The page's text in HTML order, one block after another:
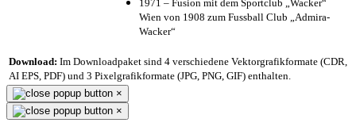
1971 – Fusion mit dem Sportclub „Wacker“
Wien von 1908 zum Fussball Club „Admira-
Wacker“
Download: Im Downloadpaket sind 4 verschiedene Vektorgrafikformate (CDR,
AI EPS, PDF) und 3 Pixelgrafikformate (JPG, PNG, GIF) enthalten.
×
×